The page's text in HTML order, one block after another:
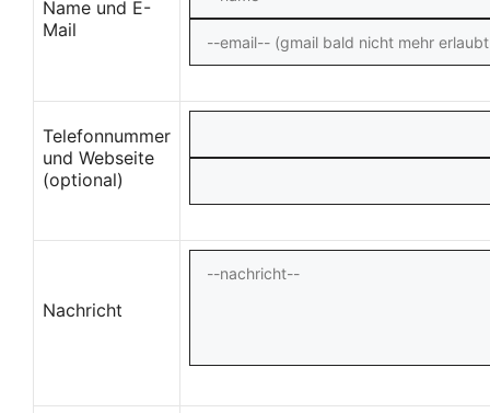
Name und E-
Mail
Telefonnummer
und Webseite
(optional)
Nachricht